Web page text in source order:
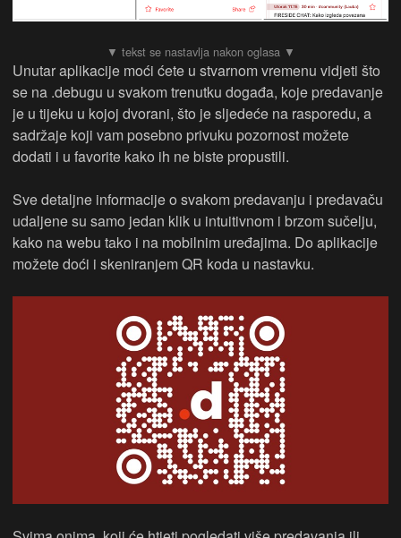
Unutar aplikacije moći ćete u stvarnom vremenu vidjeti što
se na .debugu u svakom trenutku događa, koje predavanje
je u tijeku u kojoj dvorani, što je sljedeće na rasporedu, a
sadržaje koji vam posebno privuku pozornost možete
dodati i u favorite kako ih ne biste propustili.
Sve detaljne informacije o svakom predavanju i predavaču
udaljene su samo jedan klik u intuitivnom i brzom sučelju,
kako na webu tako i na mobilnim uređajima. Do aplikacije
možete doći i skeniranjem QR koda u nastavku.